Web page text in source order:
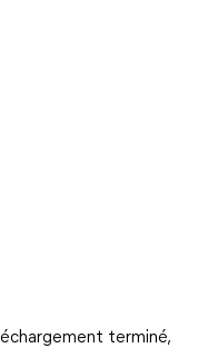
terminé,